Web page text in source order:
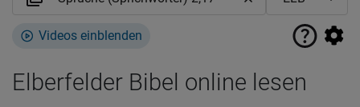
Videos einblenden
Elberfelder Bibel online lesen